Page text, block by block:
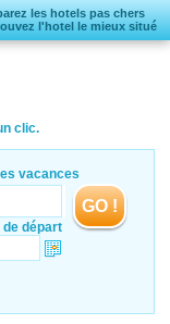
les hotels pas chers
l'hotel le mieux situé
clic.
vacances
de départ
GO !